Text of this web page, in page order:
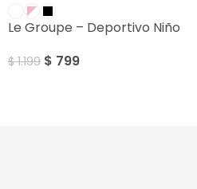
Le Groupe – Deportivo Niño
$1.199 $ 799